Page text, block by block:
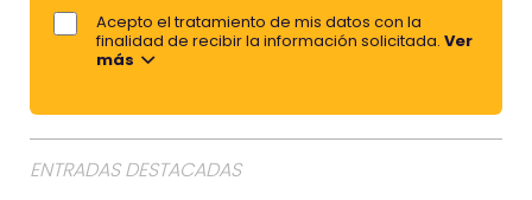
u
n
p
n
eo
a
Acepto el tratamiento de mis datos con la
finalidad de recibir la información solicitada. Ver
más
ENTRADAS DESTACADAS